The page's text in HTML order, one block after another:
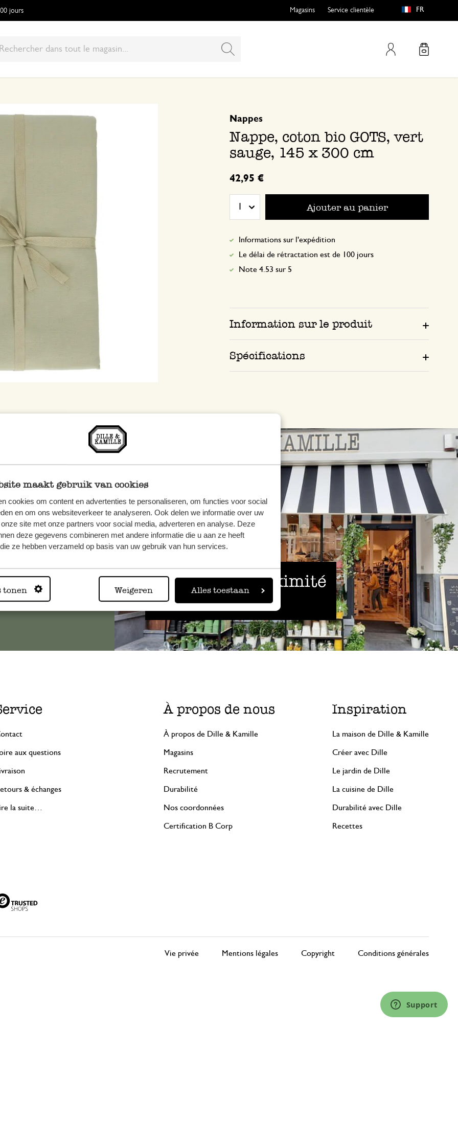
maakt gebruik van cookies
cookies om content en advertenties te personaliseren, om functies voor social
en om ons websiteverkeer te analyseren. Ook delen we informatie over uw
site met onze partners voor social media, adverteren en analyse. Deze
deze gegevens combineren met andere informatie die u aan ze heeft
ze hebben verzameld op basis van uw gebruik van hun services.
tonen Weigeren Alles toestaan
jours
Mon compte
Magasins Service clientèle FR
Nappe, coton bio GOTS, vert
sauge, 145 x 300 cm
Nappes
42,95 €
Ajouter au panier
Informations sur l'expédition
Le délai de rétractation est de 100 jours
Note 4.53 sur 5
Information sur le produit
Spécifications
Toujours à proximité
Voir les 62 magasins
veuillez
aux questions
& échanges
la suite…
À propos de nous
À propos de Dille & Kamille
Magasins
Recrutement
Durabilité
Nos coordonnées
Certification B Corp
Inspiration
La maison de Dille & Kamille
Créer avec Dille
Le jardin de Dille
La cuisine de Dille
Durabilité avec Dille
Recettes
Vie privée Mentions légales Copyright Conditions générales
Support